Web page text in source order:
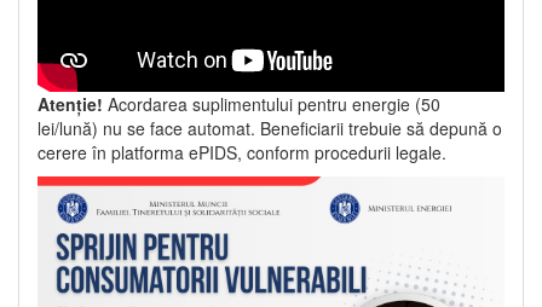
Atenție! Acordarea suplimentului pentru energie (50
lei/lună) nu se face automat. Beneficiarii trebuie să depună o
cerere în platforma ePIDS, conform procedurii legale.